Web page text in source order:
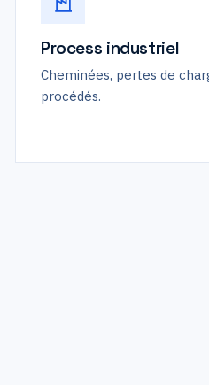
Process industriel
Cheminées, pertes de
procédés.